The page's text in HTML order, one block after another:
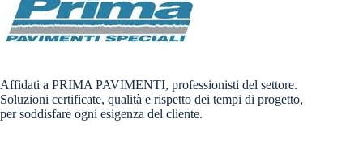
Affidati a PRIMA PAVIMENTI, professionisti del settore.
Soluzioni certificate, qualità e rispetto dei tempi di progetto,
per soddisfare ogni esigenza del cliente.